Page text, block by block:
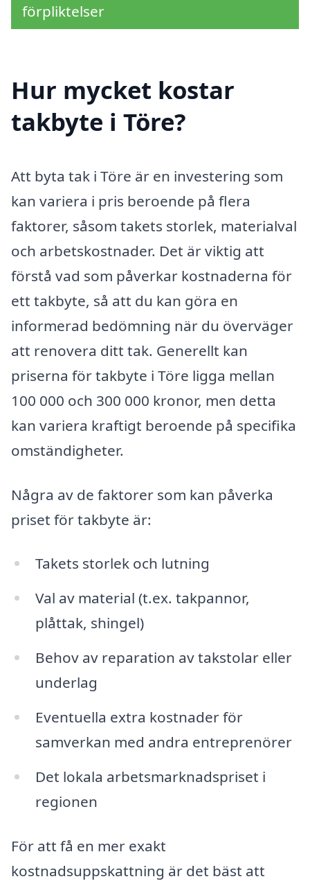
förpliktelser
Hur mycket kostar
takbyte i Töre?
Att byta tak i Töre är en investering som
kan variera i pris beroende på flera
faktorer, såsom takets storlek, materialval
och arbetskostnader. Det är viktig att
förstå vad som påverkar kostnaderna för
ett takbyte, så att du kan göra en
informerad bedömning när du överväger
att renovera ditt tak. Generellt kan
priserna för takbyte i Töre ligga mellan
100 000 och 300 000 kronor, men detta
kan variera kraftigt beroende på specifika
omständigheter.
Några av de faktorer som kan påverka
priset för takbyte är:
Takets storlek och lutning
Val av material (t.ex. takpannor,
plåttak, shingel)
Behov av reparation av takstolar eller
underlag
Eventuella extra kostnader för
samverkan med andra entreprenörer
Det lokala arbetsmarknadspriset i
regionen
För att få en mer exakt
kostnadsuppskattning är det bäst att